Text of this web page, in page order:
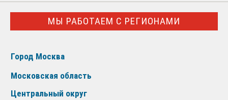
МЫ РАБОТАЕМ С РЕГИОНАМИ
Город Москва
Московская область
Центральный округ